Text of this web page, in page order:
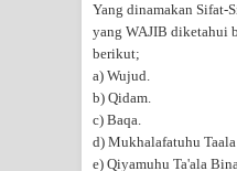
Yang dinamakan Sifat-
yang WAJIB diketahui
berikut;
a) Wujud.
b) Qidam.
c) Baqa.
d) Mukhalafatuhu
e) Qiyamuhu Ta'ala